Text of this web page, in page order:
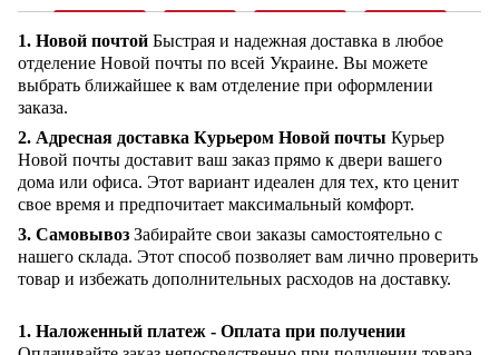
1. Новой почтой Быстрая и надежная доставка в любое
отделение Новой почты по всей Украине. Вы можете
выбрать ближайшее к вам отделение при оформлении
заказа.
2. Адресная доставка Курьером Новой почты Курьер
Новой почты доставит ваш заказ прямо к двери вашего
дома или офиса. Этот вариант идеален для тех, кто ценит
свое время и предпочитает максимальный комфорт.
3. Самовывоз Забирайте свои заказы самостоятельно с
нашего склада. Этот способ позволяет вам лично проверить
товар и избежать дополнительных расходов на доставку.
1. Наложенный платеж - Оплата при получении